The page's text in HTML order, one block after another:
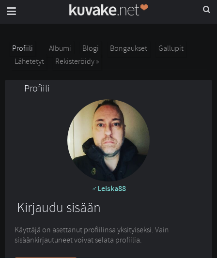
Profiili Albumi Blogi Bongaukset
Gallupit
Lähetetyt
Rekisteröidy »
Profiili
Leiska88
Kirjaudu sisään
Käyttäjä on asettanut profiilinsa yksityiseksi. Vain
sisäänkirjautuneet voivat selata profiilia.